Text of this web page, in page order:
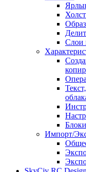
Слои
Блоки
Импорт/